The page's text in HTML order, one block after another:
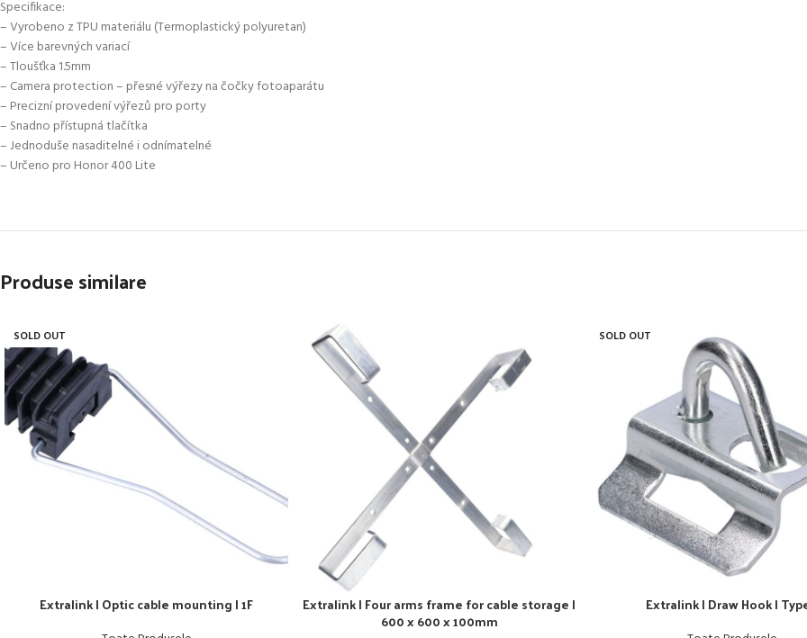
Specifikace:
– Vyrobeno z TPU materiálu (Termoplastický polyuretan)
– Více barevných variací
– Tloušťka 1.5mm
– Camera protection – přesné výřezy na čočky fotoaparátu
– Precizní provedení výřezů pro porty
– Snadno přístupná tlačítka
– Jednoduše nasaditelné i odnímatelné
– Určeno pro Honor 400 Lite
Produse similare
SOLD OUT
Extralink | Optic cable mounting | 1F Extralink | Four arms frame for cable storage |
600 x 600 x 100mm
SOLD OUT
Extralink | Draw Hook |